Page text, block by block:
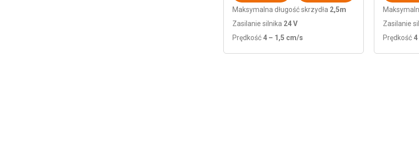
Maksymalna długość skrzydła 2,5m
Zasilanie silnika 24 V
Prędkość 4 – 1,5 cm/s
Zasilanie
Prędkość